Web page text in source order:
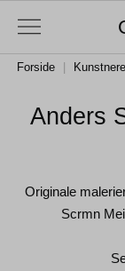
Forside Kunstnere
Anders
Originale
Scrmn